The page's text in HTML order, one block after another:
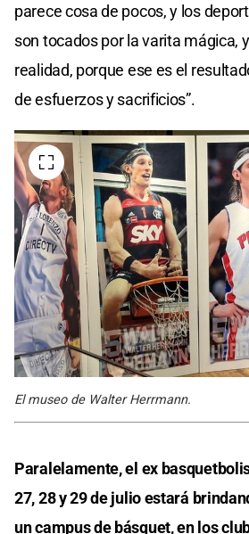
parece cosa de pocos, y los
son tocados por la varita mágica,
realidad, porque ese es el
de esfuerzos y sacrificios”.
El museo de Walter Herrmann.
Paralelamente, el ex
27, 28 y 29 de julio estará
un campus de básquet, en los